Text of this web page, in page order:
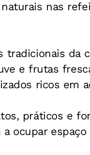
nas
tradicionais da
e frutas
ricos em
práticos e
a ocupar